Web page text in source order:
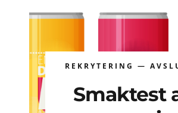
Work
About
REKRYTERING —
Smaktest